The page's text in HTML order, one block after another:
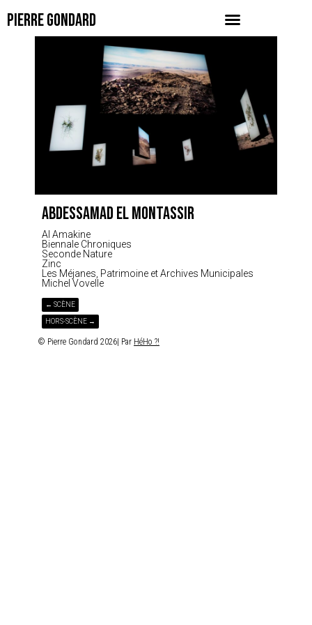
PIERRE GONDARD
ABDESSAMAD EL MONTASSIR
Al Amakine
Biennale Chroniques
Seconde Nature
Zinc
Les Méjanes, Patrimoine et Archives Municipales
Michel Vovelle
← SCÈNE
HORS-SCÈNE →
© Pierre Gondard 2026| Par HéHo ?!